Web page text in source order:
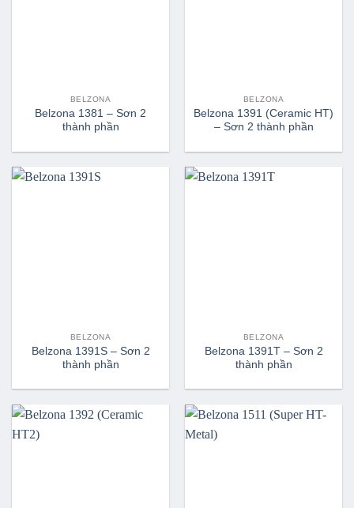
BELZONA
Belzona 1381 – Sơn 2
thành phần
BELZONA
Belzona 1391 (Ceramic HT)
– Sơn 2 thành phần
BELZONA
Belzona 1391S – Sơn 2
thành phần
BELZONA
Belzona 1391T – Sơn 2
thành phần